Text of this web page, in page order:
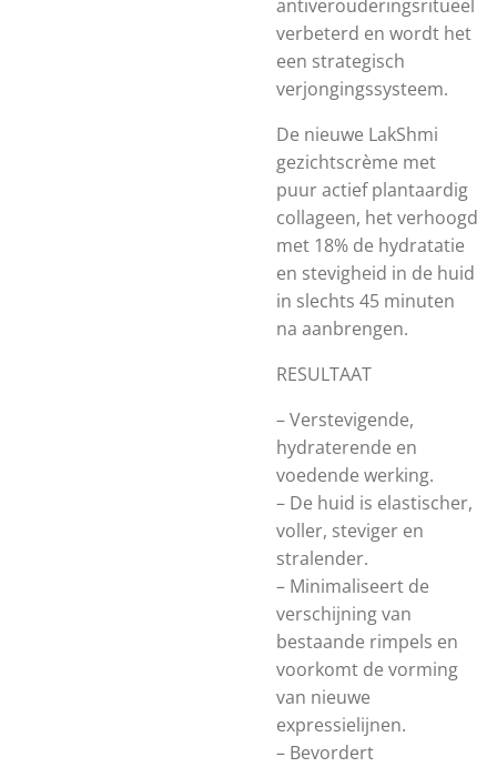
antiverouderingsritueel
verbeterd en wordt het
een strategisch
verjongingssysteem.
De nieuwe LakShmi
gezichtscrème met
puur actief plantaardig
collageen, het verhoogd
met 18% de hydratatie
en stevigheid in de huid
in slechts 45 minuten
na aanbrengen.
RESULTAAT
– Verstevigende,
hydraterende en
voedende werking.
– De huid is elastischer,
voller, steviger en
stralender.
– Minimaliseert de
verschijning van
bestaande rimpels en
voorkomt de vorming
van nieuwe
expressielijnen.
– Bevordert